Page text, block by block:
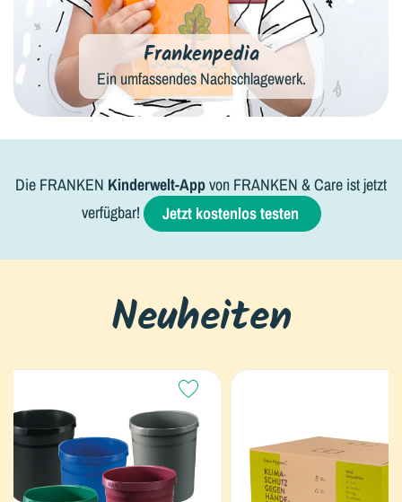
Frankenpedia
Ein umfassendes Nachschlagewerk.
Die FRANKEN Kinderwelt-Appvon FRANKEN & Care ist jetzt
verfügbar!
Jetzt kostenlos testen
Neuheiten